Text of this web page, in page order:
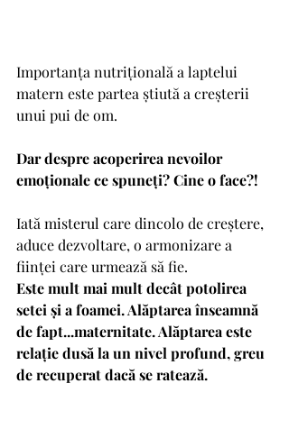
Importanța nutrițională a laptelui
matern este partea știută a creșterii
unui pui de om.
Dar despre acoperirea nevoilor
emoționale ce spuneți? Cine o face?!
Iată misterul care dincolo de creștere,
aduce dezvoltare, o armonizare a
ființei care urmează să fie.
Este mult mai mult decât potolirea
setei și a foamei. Alăptarea înseamnă
de fapt...maternitate. Alăptarea este
relație dusă la un nivel profund, greu
de recuperat dacă se ratează.